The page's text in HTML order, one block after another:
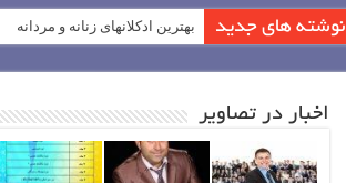
نوشته های جدید بهترین ادکلانهای زنانه و مردانه
اخبار در تصاویر